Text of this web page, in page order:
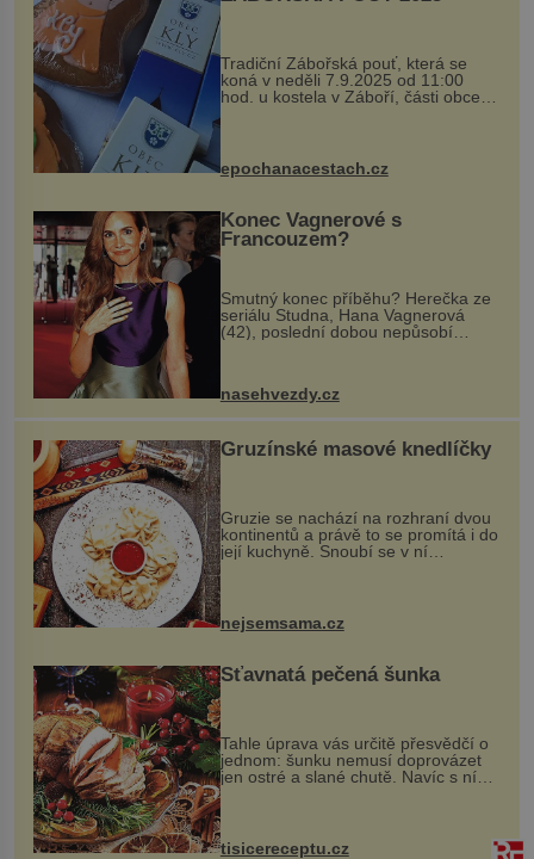
Tradiční Zábořská pouť, která se
koná v neděli 7.9.2025 od 11:00
hod. u kostela v Záboří, části obce
Kly u Mělníka. V programu naleznete
komentovanou prohlídku kostela,
epochanacestach.cz
Konec Vagnerové s
Francouzem?
Smutný konec příběhu? Herečka ze
seriálu Studna, Hana Vagnerová
(42), poslední dobou nepůsobí
nasehvezdy.cz
Gruzínské masové knedlíčky
Gruzie se nachází na rozhraní dvou
kontinentů a právě to se promítá i do
její kuchyně. Snoubí se v ní
evropské a asijské chutě a díky tomu
pokrmy, které rozhodně st...
nejsemsama.cz
Šťavnatá pečená šunka
Tahle úprava vás určitě přesvědčí o
jednom: šunku nemusí doprovázet
jen ostré a slané chutě. Navíc s ní
nakrmíte poměrně hodně hladových
krků. Ingredience sádlo 3 kg šunky
vcelku 3 stroužky česneku hl...
tisicereceptu.cz